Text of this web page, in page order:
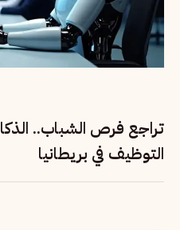
تراجع فرص الشباب..
التوظيف في بريطانيا